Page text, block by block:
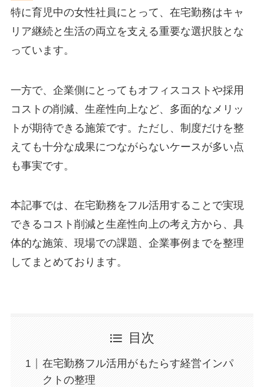
特に育児中の女性社員にとって、在宅勤務はキャ
リア継続と生活の両立を支える重要な選択肢とな
っています。
一方で、企業側にとってもオフィスコストや採用
コストの削減、生産性向上など、多面的なメリッ
トが期待できる施策です。ただし、制度だけを整
えても十分な成果につながらないケースが多い点
も事実です。
本記事では、在宅勤務をフル活用することで実現
できるコスト削減と生産性向上の考え方から、具
体的な施策、現場での課題、企業事例までを整理
してまとめております。
目次
在宅勤務フル活用がもたらす経営インパ
クトの整理